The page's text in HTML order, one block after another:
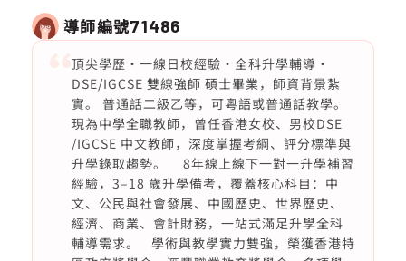
導師編號71486
頂尖學歷・一線日校經驗・全科升學輔導・
DSE/IGCSE 雙線強師 碩士畢業，師資背景紮
實。 普通話二級乙等，可粵語或普通話教學。
現為中學全職教師，曾任香港女校、男校DSE
/IGCSE 中文教師，深度掌握考綱、評分標準與
升學錄取趨勢。 8年線上線下一對一升學補習
經驗，3–18 歲升學備考，覆蓋核心科目：中
文、公民與社會發展、中國歷史、世界歷史、
經濟、商業、會計財務，一站式滿足升學全科
輔導需求。 學術與教學實力雙強，榮獲香港特